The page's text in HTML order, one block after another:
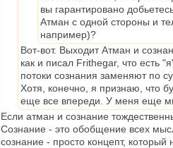
вы гарантировано
Атман с одной стороны и
например)?
Вот-вот. Выходит Атман и
как и писал Frithegar, что есть
потоки сознания заменяют по
Хотя, конечно, я признаю, что
еще все впереди. У меня еще
Если атман и сознание
Сознание - это обобщение всех
сознание - просто концепт,